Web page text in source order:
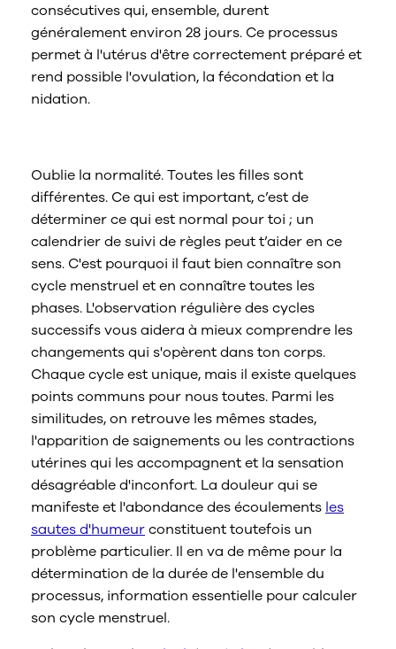
consécutives qui, ensemble, durent
généralement environ 28 jours. Ce processus
permet à l'utérus d'être correctement préparé et
rend possible l'ovulation, la fécondation et la
nidation.
Oublie la normalité. Toutes les filles sont
différentes. Ce qui est important, c’est de
déterminer ce qui est normal pour toi ; un
calendrier de suivi de règles peut t’aider en ce
sens. C'est pourquoi il faut bien connaître son
cycle menstruel et en connaître toutes les
phases. L'observation régulière des cycles
successifs vous aidera à mieux comprendre les
changements qui s'opèrent dans ton corps.
Chaque cycle est unique, mais il existe quelques
points communs pour nous toutes. Parmi les
similitudes, on retrouve les mêmes stades,
l'apparition de saignements ou les contractions
utérines qui les accompagnent et la sensation
désagréable d'inconfort. La douleur qui se
manifeste et l'abondance des écoulements les
sautes d'humeurconstituent toutefois un
problème particulier. Il en va de même pour la
détermination de la durée de l'ensemble du
processus, information essentielle pour calculer
son cycle menstruel.